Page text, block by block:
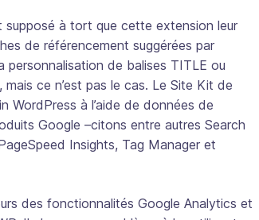
à tort que cette extension leur
de référencement suggérées par
personnalisation de balises TITLE ou
mais ce n’est pas le cas. Le Site Kit de
WordPress à l’aide de données de
Google –citons entre autres Search
Insights, Tag Manager et
des fonctionnalités Google Analytics et